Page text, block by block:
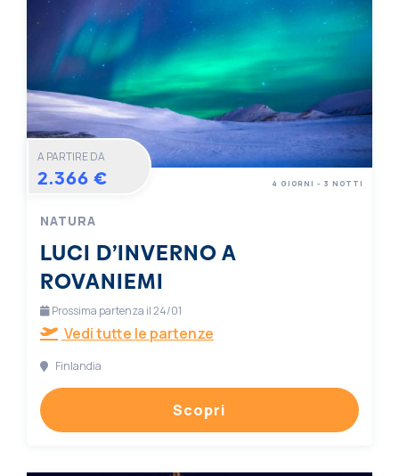
A PARTIRE DA
2.366 €
NATURA
LUCI D’INVERNO A
ROVANIEMI
4 GIORNI - 3 NOTTI
Prossima partenza il 24/01
Vedi tutte le partenze
Finlandia
Scopri